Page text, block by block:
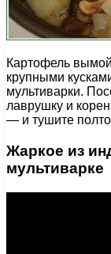
Картофель
крупными
мультиварки.
лаврушку и
— и тушите
Жаркое из
мультиварке